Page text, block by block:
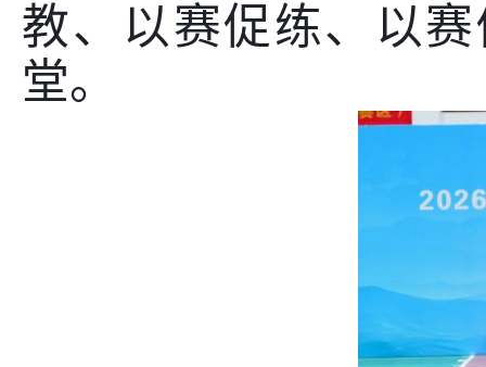
教、以赛促练、以
堂。